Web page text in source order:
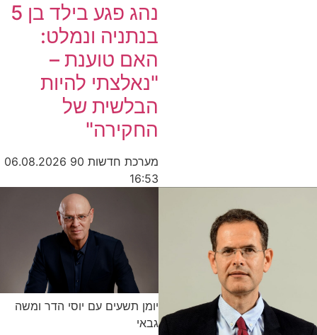
נהג פגע בילד בן 5
בנתניה ונמלט:
האם טוענת –
"נאלצתי להיות
הבלשית של
החקירה"
מערכת חדשות 90
06.08.2026
16:53
יומן תשעים עם יוסי הדר ומשה
גבאי